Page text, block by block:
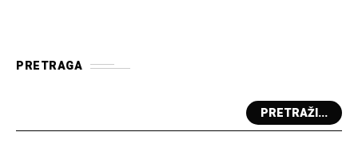
PRETRAGA
PRETRAŽI...